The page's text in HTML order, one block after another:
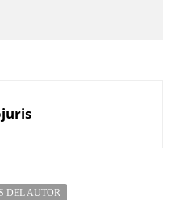
DEL AUTOR